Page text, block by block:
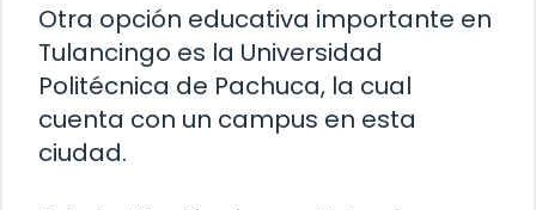
Otra opción educativa importante en
Tulancingo es la Universidad
Politécnica de Pachuca, la cual
cuenta con un campus en esta
ciudad.